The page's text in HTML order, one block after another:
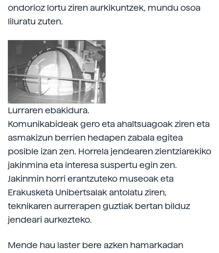
ondorioz lortu ziren aurkikuntzek, mundu osoa
liluratu zuten.
Lurraren ebakidura.
Komunikabideak gero eta ahaltsuagoak ziren eta
asmakizun berrien hedapen zabala egitea
posible izan zen. Horrela jendearen zientziarekiko
jakinmina eta interesa suspertu egin zen.
Jakinmin horri erantzuteko museoak eta
Erakusketa Unibertsalak antolatu ziren,
teknikaren aurrerapen guztiak bertan bilduz
jendeari aurkezteko.
Mende hau laster bere azken hamarkadan